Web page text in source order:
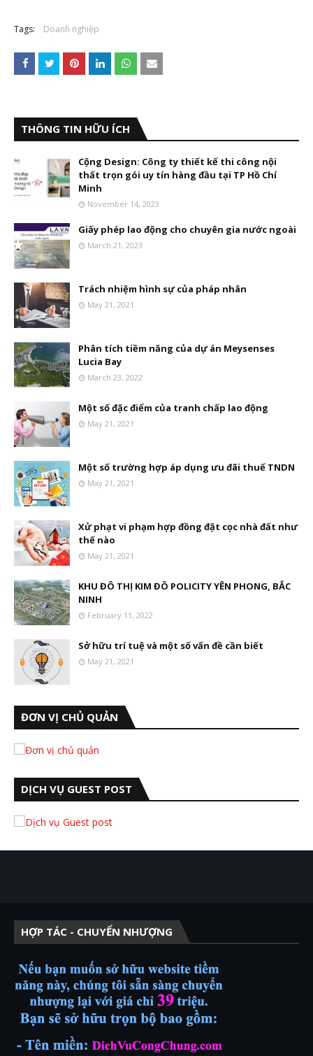
Tags: Doanh nghiệp
THÔNG TIN HỮU ÍCH
Cộng Design: Công ty thiết kế thi công nội
thất trọn gói uy tín hàng đầu tại TP Hồ Chí
Minh
November 14, 2023
Giấy phép lao động cho chuyên gia nước ngoài
March 21, 2023
Trách nhiệm hình sự của pháp nhân
May 21, 2021
Phân tích tiềm năng của dự án Meysenses
Lucia Bay
March 23, 2022
Một số đặc điểm của tranh chấp lao động
May 21, 2021
Một số trường hợp áp dụng ưu đãi thuế TNDN
May 21, 2021
Xử phạt vi phạm hợp đồng đặt cọc nhà đất như
thế nào
May 21, 2021
KHU ĐÔ THỊ KIM ĐÔ POLICITY YÊN PHONG, BẮC
NINH
February 11, 2022
Sở hữu trí tuệ và một số vấn đề cần biết
May 21, 2021
ĐƠN VỊ CHỦ QUẢN
DỊCH VỤ GUEST POST
HỢP TÁC - CHUYỂN NHƯỢNG